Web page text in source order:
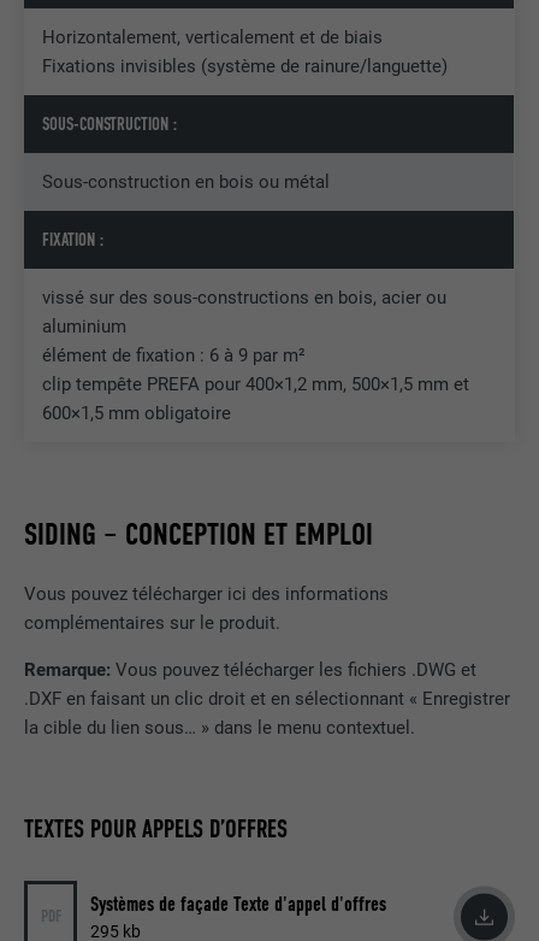
Horizontalement, verticalement et de biais
Fixations invisibles (système de rainure/languette)
SOUS-CONSTRUCTION :
Sous-construction en bois ou métal
FIXATION :
vissé sur des sous-constructions en bois, acier ou
aluminium
élément de fixation : 6 à 9 par m²
clip tempête PREFA pour 400×1,2 mm, 500×1,5 mm et
600×1,5 mm obligatoire
SIDING – CONCEPTION ET EMPLOI
Vous pouvez télécharger ici des informations
complémentaires sur le produit.
Remarque:Vous pouvez télécharger les fichiers .DWG et
.DXF en faisant un clic droit et en sélectionnant « Enregistrer
la cible du lien sous… » dans le menu contextuel.
TEXTES POUR APPELS D’OFFRES
PDF Systèmes de façade Texte d'appel d'offres
295 kb
NOM _gcl_au
EXPIRATION 3 mois
UTILITÉ
Utilisé par Google AdSense pour tester
Internet qui utilisent ses services.
NOM _pinterest_ct_ua
FOURNISSEUR Pinterest
unique universel (UUID) permettant de
plusieurs pages lorsque l'utilisateur ne
peut pas être identifié clairement.
NOM li_gc
UTILITÉ
des fonctions non essentielles.